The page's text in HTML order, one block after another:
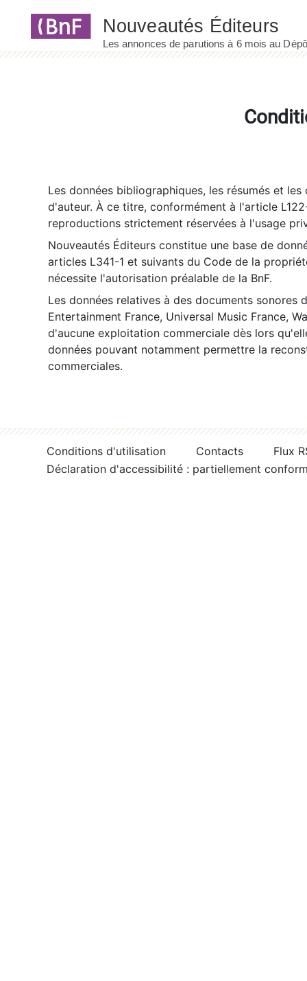
Les données bibliographiques, les résumés et
d'auteur. À ce titre, conformément à l'article
reproductions strictement réservées à l'usage
Nouveautés Éditeurs constitue une base de
articles L341-1 et suivants du Code de la
nécessite l'autorisation préalable de la BnF.
Les données relatives à des documents sonores
Entertainment France, Universal Music France,
d'aucune exploitation commerciale dès lors
données pouvant notamment permettre la
commerciales.
Conditions d'utilisation Contacts
Flux
Déclaration d'accessibilité : partiellement